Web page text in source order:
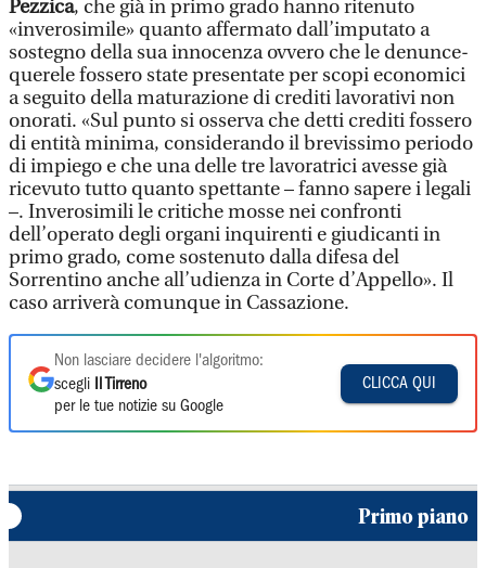
Pezzica, che già in primo grado hanno ritenuto
«inverosimile» quanto affermato dall’imputato a
sostegno della sua innocenza ovvero che le denunce-
querele fossero state presentate per scopi economici
a seguito della maturazione di crediti lavorativi non
onorati. «Sul punto si osserva che detti crediti fossero
di entità minima, considerando il brevissimo periodo
di impiego e che una delle tre lavoratrici avesse già
ricevuto tutto quanto spettante – fanno sapere i legali
–. Inverosimili le critiche mosse nei confronti
dell’operato degli organi inquirenti e giudicanti in
primo grado, come sostenuto dalla difesa del
Sorrentino anche all’udienza in Corte d’Appello». Il
caso arriverà comunque in Cassazione.
Non lasciare decidere l'algoritmo:
scegli
Il Tirreno
per le tue notizie su Google
CLICCA QUI
Primo piano